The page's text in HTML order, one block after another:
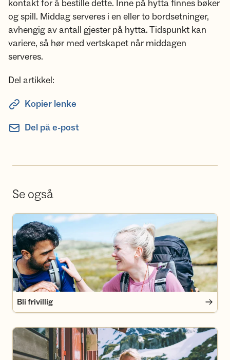
kontakt for å bestille dette. Inne på hytta finnes bøker
og spill. Middag serveres i en eller to bordsetninger,
avhengig av antall gjester på hytta. Tidspunkt kan
variere, så hør med vertskapet når middagen
serveres.
Del artikkel:
Kopier lenke
Del på e-post
Se også
Bli frivillig
Bli frivillig
Bli medlem